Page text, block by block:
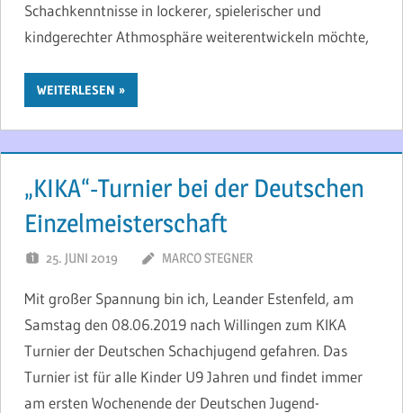
Schachkenntnisse in lockerer, spielerischer und
kindgerechter Athmosphäre weiterentwickeln möchte,
WEITERLESEN
„KIKA“-Turnier bei der Deutschen
Einzelmeisterschaft
25. JUNI 2019 MARCO STEGNER
Mit großer Spannung bin ich, Leander Estenfeld, am
Samstag den 08.06.2019 nach Willingen zum KIKA
Turnier der Deutschen Schachjugend gefahren. Das
Turnier ist für alle Kinder U9 Jahren und findet immer
am ersten Wochenende der Deutschen Jugend-